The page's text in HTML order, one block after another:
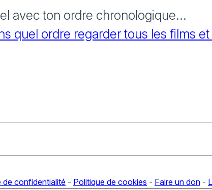
avec ton ordre chronologique...
quel ordre regarder tous les films
de confidentialité - Politique de cookies - Faire un don -